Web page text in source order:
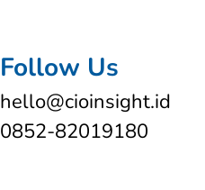
Follow Us
hello@cioinsight.id
0852-82019180